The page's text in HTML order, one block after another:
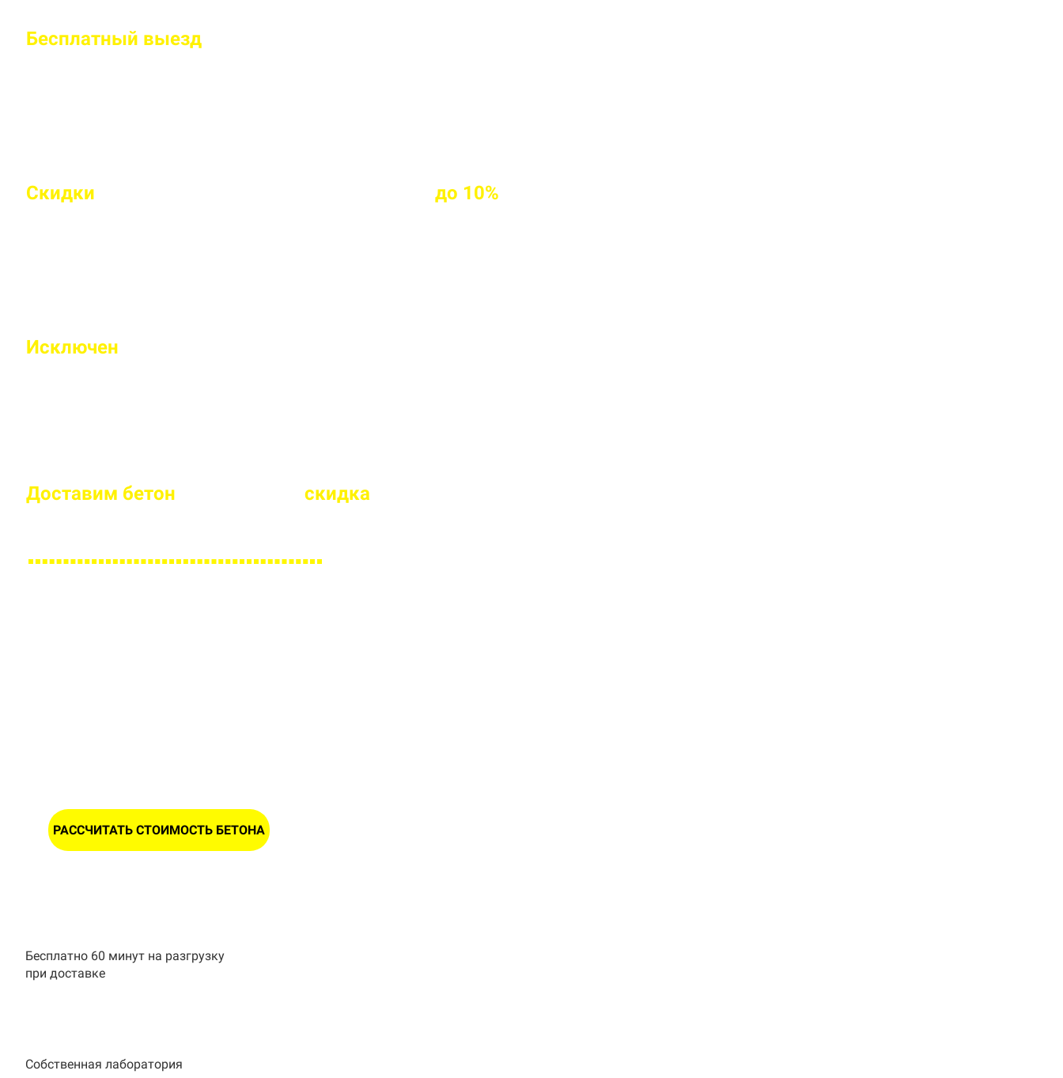
Бесплатный выезд
Скидки до 10%
Исключен
Доставим бетон скидка
РАССЧИТАТЬ СТОИМОСТЬ БЕТОНА
Бесплатно 60 минут на разгрузку
при доставке
Собственная лаборатория